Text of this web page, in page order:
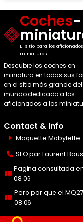
Coches-
El sitio para los
miniaturas
Descubre los coches en
miniatura en todas sus
en el sitio más grande del
mundo dedicado a los
aficionados a las
Contact & Info
Maquette Mobylette
SEO parLaurent
Pagina consultada
08 06
Pero por que el
08 06